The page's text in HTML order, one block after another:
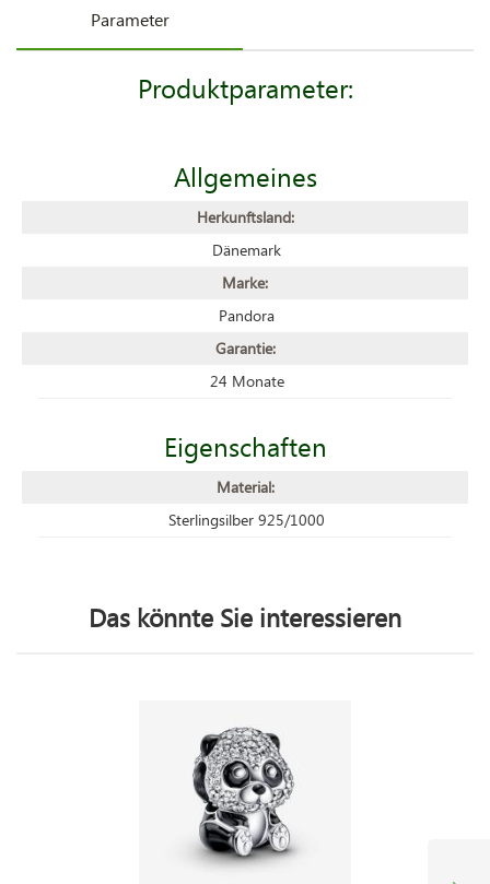
Parameter
Produktparameter:
Allgemeines
Herkunftsland:
Dänemark
Marke:
Pandora
Garantie:
24 Monate
Eigenschaften
Material:
Sterlingsilber 925/1000
Das könnte Sie interessieren